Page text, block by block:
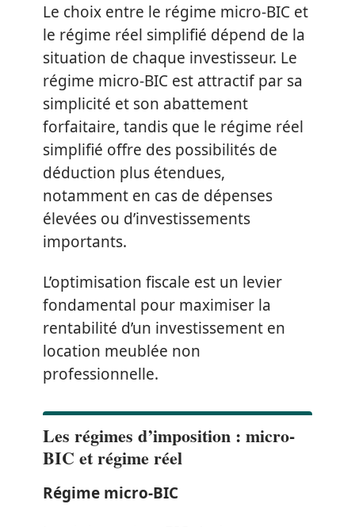
Le choix entre le régime micro-BIC et
le régime réel simplifié dépend de la
situation de chaque investisseur. Le
régime micro-BIC est attractif par sa
simplicité et son abattement
forfaitaire, tandis que le régime réel
simplifié offre des possibilités de
déduction plus étendues,
notamment en cas de dépenses
élevées ou d’investissements
importants.
L’optimisation fiscale est un levier
fondamental pour maximiser la
rentabilité d’un investissement en
location meublée non
professionnelle.
Les régimes d’imposition : micro-
BIC et régime réel
Régime micro-BIC